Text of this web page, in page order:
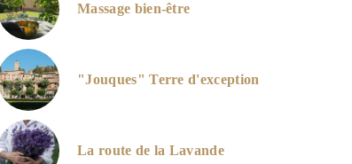
Massage bien-être
"Jouques" Terre d'exception
La route de la Lavande